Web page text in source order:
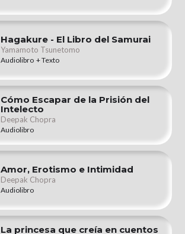
Hagakure - El Libro del Samurai
Yamamoto Tsunetomo
Audiolibro + Texto
Cómo Escapar de la Prisión del
Intelecto
Deepak Chopra
Audiolibro
Amor, Erotismo e Intimidad
Deepak Chopra
Audiolibro
La princesa que creía en cuentos